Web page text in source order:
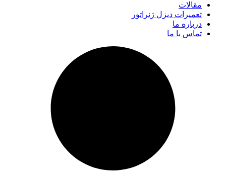
مقالات
تعمیرات دیزل ژنراتور
درباره ما
تماس با ما